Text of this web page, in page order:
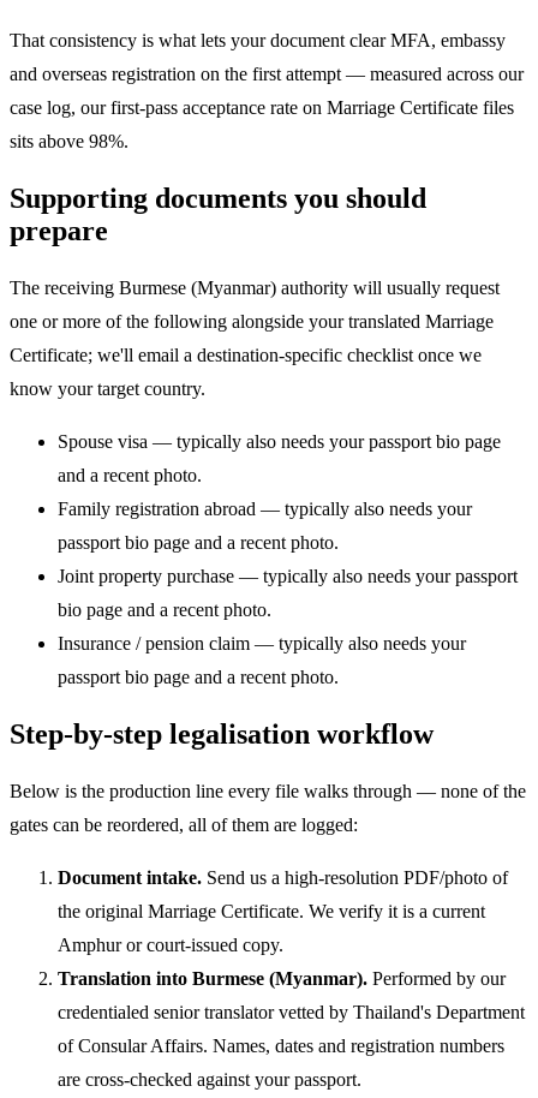
That consistency is what lets your document clear MFA, embassy
and overseas registration on the first attempt — measured across our
case log, our first-pass acceptance rate on Marriage Certificate files
sits above 98%.
Supporting documents you should
prepare
The receiving Burmese (Myanmar) authority will usually request
one or more of the following alongside your translated Marriage
Certificate; we'll email a destination-specific checklist once we
know your target country.
Spouse visa — typically also needs your passport bio page
and a recent photo.
Family registration abroad — typically also needs your
passport bio page and a recent photo.
Joint property purchase — typically also needs your passport
bio page and a recent photo.
Insurance / pension claim — typically also needs your
passport bio page and a recent photo.
Step-by-step legalisation workflow
Below is the production line every file walks through — none of the
gates can be reordered, all of them are logged:
Document intake. Send us a high-resolution PDF/photo of
the original Marriage Certificate. We verify it is a current
Amphur or court-issued copy.
Translation into Burmese (Myanmar). Performed by our
credentialed senior translator vetted by Thailand's Department
of Consular Affairs. Names, dates and registration numbers
are cross-checked against your passport.